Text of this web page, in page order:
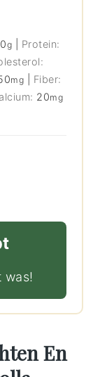
g
Protein:
mg
Fiber:
20mg
was!
En